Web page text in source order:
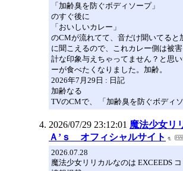
「加齢臭を防ぐボディソープ」
のすぐ後に
「おいしいカレー」
のCMが流れてて、音だけ聞いてると
に聞こえるので、これカレー側は被
計な印象与えちゃってません？と思
ーが食べたくなりました。加齢。
2026年7月29日 : 日記
加齢なる
TVのCMで、 「加齢臭を防ぐボディ
2026/07/29 23:12:01 魔法少女リ
Ａ’ｓ オフィシャルサイト
2026.07.28
魔法少女リリカルなのは EXCEEDS